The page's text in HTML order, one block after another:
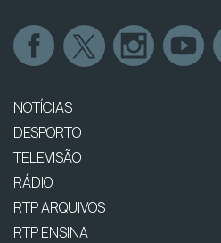
NOTÍCIAS
DESPORTO
TELEVISÃO
RÁDIO
RTP ARQUIVOS
RTP ENSINA